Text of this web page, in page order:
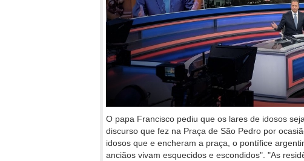
O papa Francisco pediu que os lares de idosos
discurso que fez na Praça de São Pedro por
idosos que e encheram a praça, o pontífice
anciãos vivam esquecidos e escondidos". "As